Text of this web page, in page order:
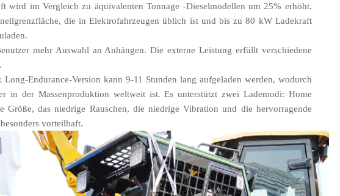
wird im Vergleich zu äquivalenten Tonnage -Dieselmodellen um 25% erhöht.
die in Elektrofahrzeugen üblich ist und bis zu 80 kW Ladekraft
mehr Auswahl an Anhängen. Die externe Leistung erfüllt verschiedene
Endurance-Version kann 9-11 Stunden lang aufgeladen werden, wodurch
in der Massenproduktion weltweit ist. Es unterstützt zwei Lademodi: Home
Größe, das niedrige Rauschen, die niedrige Vibration und die hervorragende
vorteilhaft.